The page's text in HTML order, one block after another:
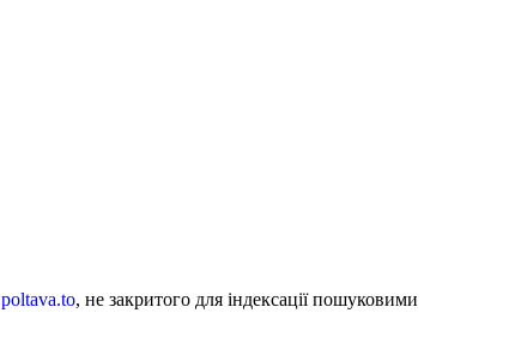
poltava.to, не закритого для індексації пошуковими